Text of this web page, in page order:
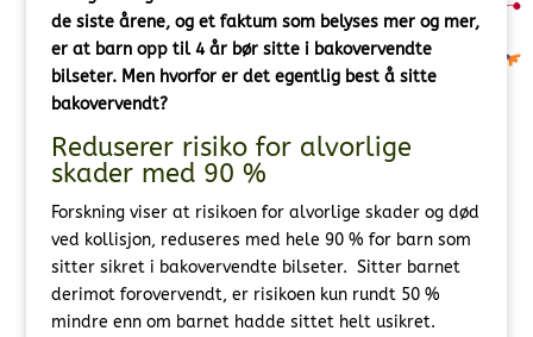
de siste årene, og et faktum som belyses mer og mer,
er at barn opp til 4 år bør sitte i bakovervendte
bilseter. Men hvorfor er det egentlig best å sitte
bakovervendt?
Reduserer risiko for alvorlige
skader med 90 %
Forskning viser at risikoen for alvorlige skader og død
ved kollisjon, reduseres med hele 90 % for barn som
sitter sikret i bakovervendte bilseter. Sitter barnet
derimot forovervendt, er risikoen kun rundt 50 %
mindre enn om barnet hadde sittet helt usikret.